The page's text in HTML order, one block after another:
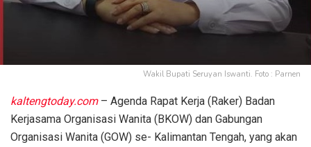
Wakil Bupati Seruyan Iswanti. Foto : Parnen
kaltengtoday.com– Agenda Rapat Kerja (Raker) Badan
Kerjasama Organisasi Wanita (BKOW) dan Gabungan
Organisasi Wanita (GOW) se- Kalimantan Tengah, yang akan